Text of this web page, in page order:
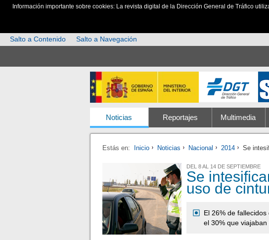
Información importante sobre cookies: La revista digital de la Dirección General de Tráfico
Salto a Contenido
Salto a Navegación
Noticias Reportajes Multimedia
Estás en: Inicio Noticias Nacional 2014 Se
DEL 8 AL 14 DE SEPTIEMBRE
Se
uso de
El 26% de
el 30% que